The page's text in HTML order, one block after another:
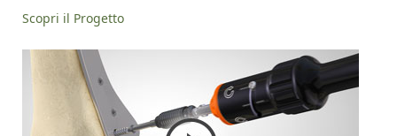
Scopri il Progetto